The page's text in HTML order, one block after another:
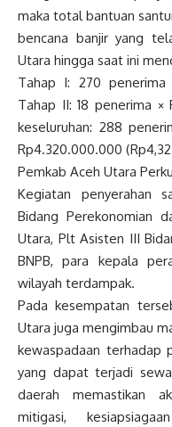
maka total bantuan
bencana banjir yang
Utara hingga saat ini
Tahap I: 270
Tahap II: 18 penerima
keseluruhan: 288
Rp4.320.000.000
Pemkab Aceh Utara
Kegiatan penyerahan
Bidang Perekonomian
Utara, Plt Asisten III
BNPB, para kepala
wilayah terdampak.
Pada kesempatan
Utara juga mengimbau
kewaspadaan terhadap
yang dapat terjadi
daerah memastikan
mitigasi,